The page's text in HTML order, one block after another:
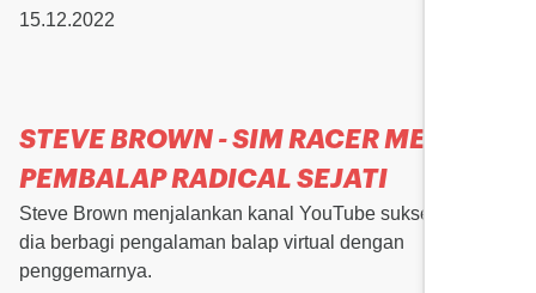
15.12.2022
STEVE BROWN - SIM RACER MENJADI
PEMBALAP RADICAL SEJATI
Steve Brown menjalankan kanal YouTube sukses di mana
dia berbagi pengalaman balap virtual dengan
penggemarnya.